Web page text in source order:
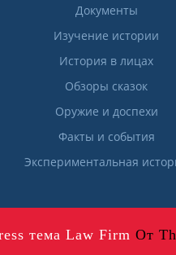
Документы
Изучение истории
История в лицах
Обзоры сказок
Оружие и доспехи
Факты и события
Экспериментальная
тема Law Firm От